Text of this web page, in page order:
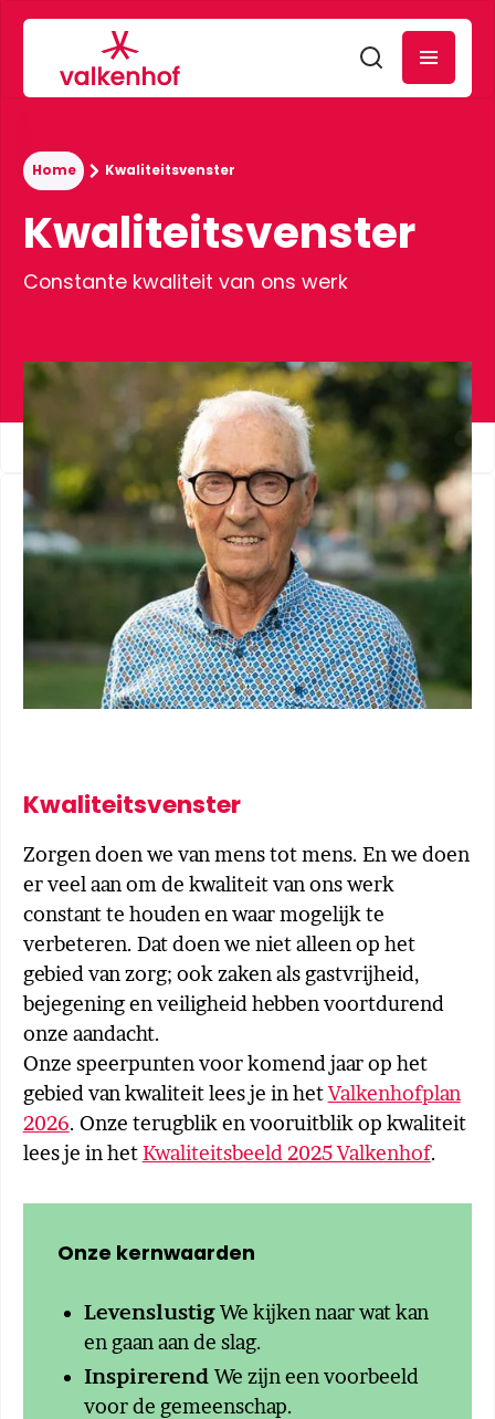
Home Kwaliteitsvenster
Kwaliteitsvenster
Constante kwaliteit van ons werk
Kwaliteitsvenster
Zorgen doen we van mens tot mens. En we doen
er veel aan om de kwaliteit van ons werk
constant te houden en waar mogelijk te
verbeteren. Dat doen we niet alleen op het
gebied van zorg; ook zaken als gastvrijheid,
bejegening en veiligheid hebben voortdurend
onze aandacht.
Onze speerpunten voor komend jaar op het
gebied van kwaliteit lees je in hetValkenhofplan
2026. Onze terugblik en vooruitblik op kwaliteit
lees je in hetKwaliteitsbeeld 2025 Valkenhof.
Onze kernwaarden
LevenslustigWe kijken naar wat kan
en gaan aan de slag.
Inspirerend We zijn een voorbeeld
voor de gemeenschap.​